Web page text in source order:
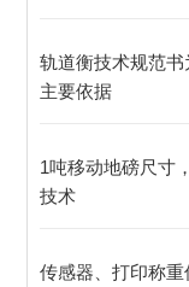
轨道衡技术规范
主要依据
1吨移动地磅尺寸
技术
传感器、打印称重